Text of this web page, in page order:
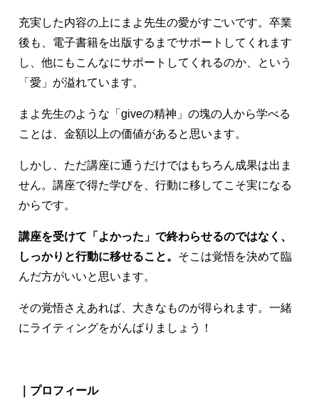
充実した内容の上にまよ先生の愛がすごいです。卒業
後も、電子書籍を出版するまでサポートしてくれます
し、他にもこんなにサポートしてくれるのか、という
「愛」が溢れています。
まよ先生のような「giveの精神」の塊の人から学べる
ことは、金額以上の価値があると思います。
しかし、ただ講座に通うだけではもちろん成果は出ま
せん。講座で得た学びを、行動に移してこそ実になる
からです。
講座を受けて「よかった」で終わらせるのではなく、
しっかりと行動に移せること。 そこは覚悟を決めて臨
んだ方がいいと思います。
その覚悟さえあれば、大きなものが得られます。一緒
にライティングをがんばりましょう！
｜プロフィール